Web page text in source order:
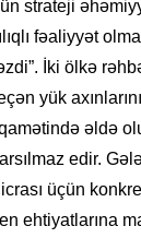
strateji
fəaliyyət
İki ölkə
yük
əldə
edir.
icrası üçün
ehtiyatlarına